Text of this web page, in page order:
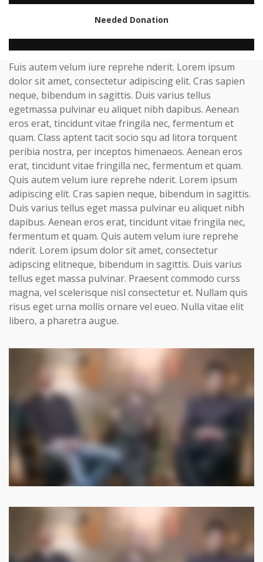
Needed Donation
Fuis autem velum iure reprehe nderit. Lorem ipsum
dolor sit amet, consectetur adipiscing elit. Cras sapien
neque, bibendum in sagittis. Duis varius tellus
egetmassa pulvinar eu aliquet nibh dapibus. Aenean
eros erat, tincidunt vitae fringila nec, fermentum et
quam. Class aptent tacit socio squ ad litora torquent
peribia nostra, per inceptos himenaeos. Aenean eros
erat, tincidunt vitae fringilla nec, fermentum et quam.
Quis autem velum iure reprehe nderit. Lorem ipsum
adipiscing elit. Cras sapien neque, bibendum in sagittis.
Duis varius tellus eget massa pulvinar eu aliquet nibh
dapibus. Aenean eros erat, tincidunt vitae fringila nec,
fermentum et quam. Quis autem velum iure reprehe
nderit. Lorem ipsum dolor sit amet, consectetur
adipscing elitneque, bibendum in sagittis. Duis varius
tellus eget massa pulvinar. Praesent commodo curss
magna, vel scelerisque nisl consectetur et. Nullam quis
risus eget urna mollis ornare vel eueo. Nulla vitae elit
libero, a pharetra augue.